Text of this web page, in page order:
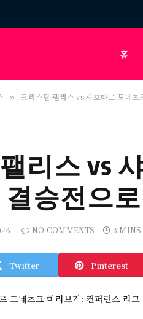
홈
» 크리스탈 팰리스 vs 샤흐타르 도네츠
리스 vs
결승전으
NO COMMENTS 3 MINS
Twitter Pinterest